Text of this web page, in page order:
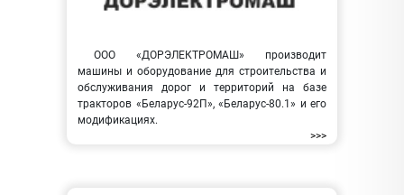
ООО «ДОРЭЛЕКТРОМАШ» производит
машины и оборудование для строительства и
обслуживания дорог и территорий на базе
тракторов «Беларус-92П», «Беларус-80.1» и его
модификациях.
>>>